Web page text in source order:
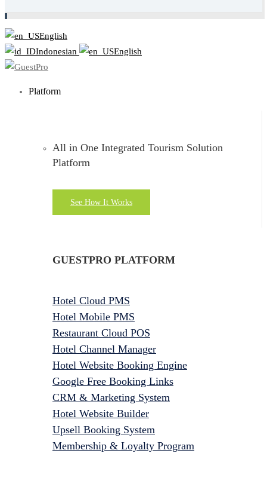
English
Indonesian
English
Platform
All in One Integrated Tourism Solution
Platform
See How It Works
GUESTPRO PLATFORM
Hotel Cloud PMS
Hotel Mobile PMS
Restaurant Cloud POS
Hotel Channel Manager
Hotel Website Booking Engine
Google Free Booking Links
CRM & Marketing System
Hotel Website Builder
Upsell Booking System
Membership & Loyalty Program